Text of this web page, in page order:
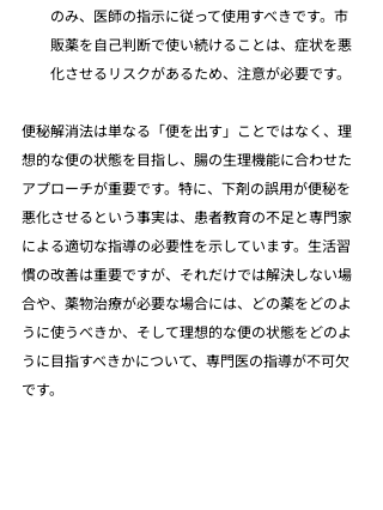
のみ、医師の指示に従って使用すべきです。市
販薬を自己判断で使い続けることは、症状を悪
化させるリスクがあるため、注意が必要です。
便秘解消法は単なる「便を出す」ことではなく、理
想的な便の状態を目指し、腸の生理機能に合わせた
アプローチが重要です。特に、下剤の誤用が便秘を
悪化させるという事実は、患者教育の不足と専門家
による適切な指導の必要性を示しています。生活習
慣の改善は重要ですが、それだけでは解決しない場
合や、薬物治療が必要な場合には、どの薬をどのよ
うに使うべきか、そして理想的な便の状態をどのよ
うに目指すべきかについて、専門医の指導が不可欠
です。